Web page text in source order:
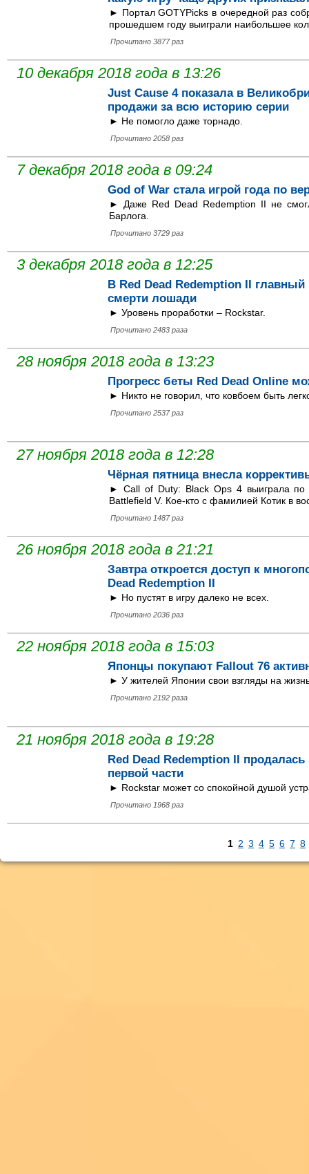
► Портал GOTYPicks в очередной раз
прошедшем году выиграли наибольшее
Прочитано 3877 раз
10 декабря 2018 года в 13:26
Just Cause 4 показала в
продажи за всю историю серии
► Не помогло даже торнадо.
Прочитано 2058 раз
7 декабря 2018 года в 09:24
God of War стала игрой года по
► Даже Red Dead Redemption II не
Барлога.
Прочитано 3729 раз
3 декабря 2018 года в 12:25
В Red Dead Redemption II главный
смерти лошади
► Уровень проработки – Rockstar.
Прочитано 2483 раза
28 ноября 2018 года в 13:23
Прогресс беты Red Dead Online
► Никто не говорил, что ковбоем быть
Прочитано 2537 раз
27 ноября 2018 года в 12:28
Чёрная пятница внесла
► Call of Duty: Black Ops 4 выиграла
Battlefield V. Кое-кто с фамилией Котик в
Прочитано 1487 раз
26 ноября 2018 года в 21:21
Завтра откроется доступ к
Dead Redemption II
► Но пустят в игру далеко не всех.
Прочитано 2036 раз
22 ноября 2018 года в 15:03
Японцы покупают Fallout 76
► У жителей Японии свои взгляды на
Прочитано 2192 раза
21 ноября 2018 года в 19:28
Red Dead Redemption II
первой части
► Rockstar может со спокойной душой
Прочитано 1968 раз
1 2 3 4 5 6 7 8